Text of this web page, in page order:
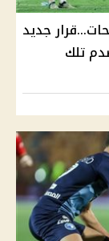
جديد
تلك